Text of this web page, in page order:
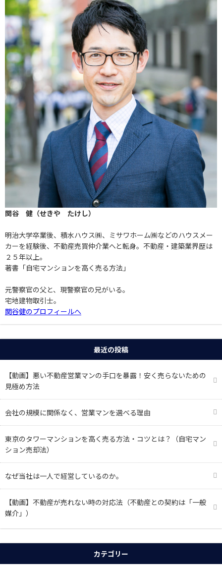
関谷 健（せきや たけし）
明治大学卒業後、積水ハウス㈱、ミサワホーム㈱などのハウスメー
カーを経験後、不動産売買仲介業へと転身。不動産・建築業界歴は
２５年以上。
著書「自宅マンションを高く売る方法」
元警察官の父と、現警察官の兄がいる。
宅地建物取引士。
関谷健のプロフィールへ
最近の投稿
【動画】悪い不動産営業マンの手口を暴露！安く売らないための
見極め方法
会社の規模に関係なく、営業マンを選べる理由
東京のタワーマンションを高く売る方法・コツとは？（自宅マン
ション売却法）
なぜ当社は一人で経営しているのか。
【動画】不動産が売れない時の対応法（不動産との契約は「一般
媒介」）
カテゴリー